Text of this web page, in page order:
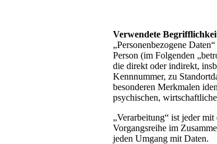
Verwendete
„Personenbezogene
Person (im Folgenden
die direkt oder indirekt,
Kennnummer, zu
besonderen Merkmalen
psychischen,
„Verarbeitung“ ist jeder
Vorgangsreihe im
jeden Umgang mit Daten.